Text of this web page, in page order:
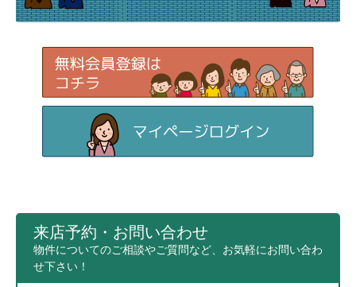
来店予約・お問い合わせ
物件についてのご相談やご質問など、お気軽にお問い合わ
せ下さい！